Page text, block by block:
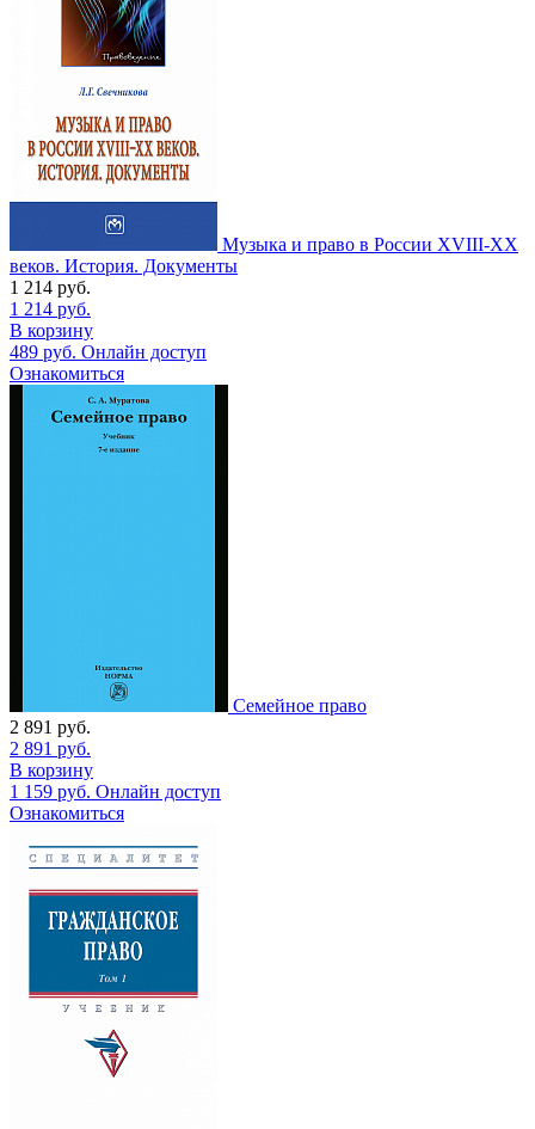
Музыка и право в России XVIII-XX
веков. История. Документы
1 214 руб.
1 214 руб.
В корзину
489 руб. Онлайн доступ
Ознакомиться
Семейное право
2 891 руб.
2 891 руб.
В корзину
1 159 руб. Онлайн доступ
Ознакомиться